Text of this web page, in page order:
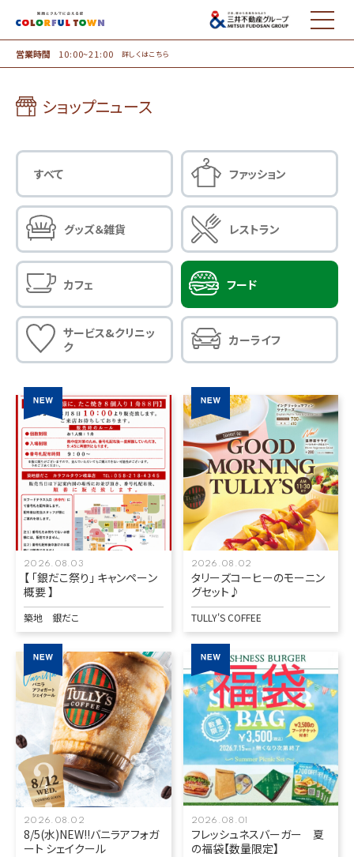
MENU
営業時間 10:00~21:00 詳しくはこちら
ショップニュース
すべて ファッション
グッズ＆雑貨 レストラン
カフェ フード
サービス&クリニッ
ク
カーライフ
2026.08.03
【 「銀だこ祭り」 キャンペーン
概要 】
築地 銀だこ
2026.08.02
タリーズコーヒーのモーニン
グセット♪
TULLY'S COFFEE
2026.08.02
8/5(水)NEW!!バニラアフォガ
ート シェイクール
2026.08.01
フレッシュネスバーガー 夏
の福袋【数量限定】